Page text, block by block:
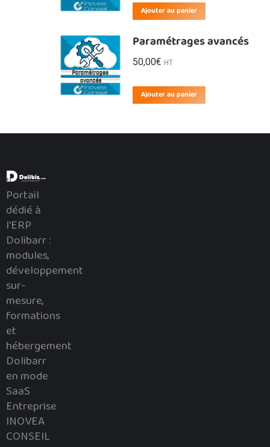
Ajouter au panier
Paramétrages avancés
50,00€ HT
Ajouter au panier
Portail
dédié à
l'ERP
Dolibarr :
modules,
développement
sur-
mesure,
formations
et
hébergement
Dolibarr
en mode
SaaS
Entreprise
INOVEA
CONSEIL